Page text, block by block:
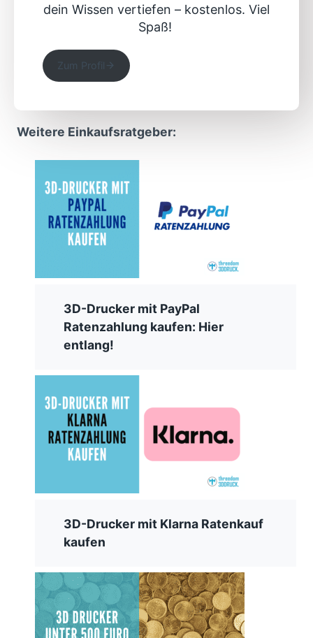
dein Wissen vertiefen – kostenlos. Viel
Spaß!
Zum Profil
Weitere Einkaufsratgeber:
3D-Drucker mit PayPal
Ratenzahlung kaufen: Hier
entlang!
3D-Drucker mit Klarna Ratenkauf
kaufen